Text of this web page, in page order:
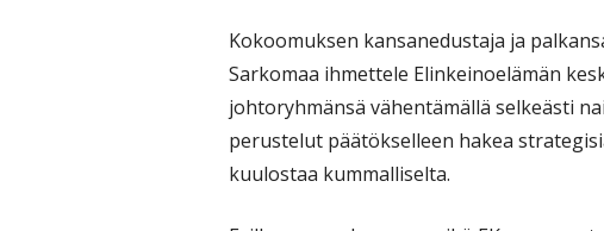
Kokoomuksen kansanedustaja ja
Sarkomaa ihmettele Elinkeinoelämän
johtoryhmänsä vähentämällä selkeästi
perustelut päätökselleen hakea
kuulostaa kummalliselta.